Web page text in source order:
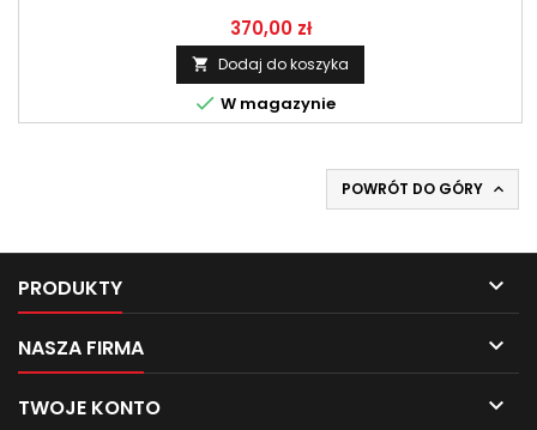
370,00 zł
 Dodaj do koszyka
 W magazynie
POWRÓT DO GÓRY 
PRODUKTY 
NASZA FIRMA 
TWOJE KONTO 